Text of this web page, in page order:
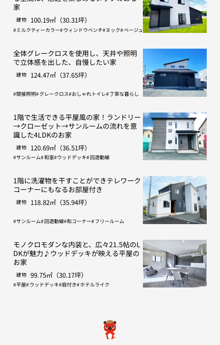
家
建物 100.19㎡（30.31坪）
ミルクティーカラー ウィンドウベンチ ヌック ベージュ
全体グレークロスを使用し、天井や照明
で立体感を出した、自慢したい家
建物 124.47㎡（37.65坪）
間接照明 グレークロス おしゃれトイレ 丁寧な暮らし
1階で生活できる平屋風の家！ランドリー
→クローゼット→サンルームの流れを意
識した4LDKのお家
建物 120.69㎡（36.51坪）
サンルーム 和室 ウッドデッキ 回遊動線
1階に洗濯物を干すことができテレワーク
コーナーにもなるお部屋付き
建物 118.82㎡（35.94坪）
サンルーム 回遊動線 和コーナー フリールーム
モノクロモダンな内装と、広々21.5帖のL
DKが魅力♪ウッドデッキが映える平屋の
お家
建物 99.75㎡（30.17坪）
平屋 ウッドデッキ 庭付き ホテルライク